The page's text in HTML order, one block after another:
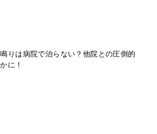
鳴りは病院で治らない？他院との圧倒的
に！